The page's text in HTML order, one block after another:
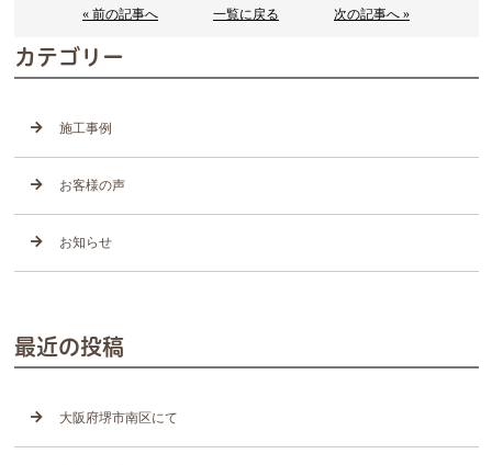
« 前の記事へ 一覧に戻る 次の記事へ »
カテゴリー
施工事例
お客様の声
お知らせ
最近の投稿
大阪府堺市南区にて